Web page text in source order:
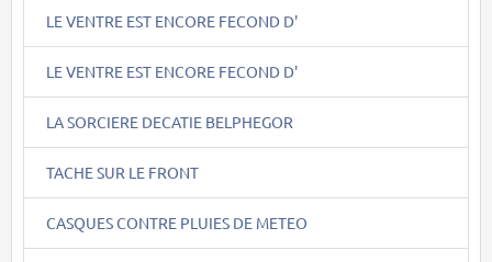
LE VENTRE EST ENCORE FECOND D'
LE VENTRE EST ENCORE FECOND D'
LA SORCIERE DECATIE BELPHEGOR
TACHE SUR LE FRONT
CASQUES CONTRE PLUIES DE METEO